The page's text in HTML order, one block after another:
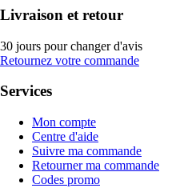
Livraison et retour
30 jours pour changer d'avis
Retournez votre commande
Services
Mon compte
Centre d'aide
Suivre ma commande
Retourner ma commande
Codes promo